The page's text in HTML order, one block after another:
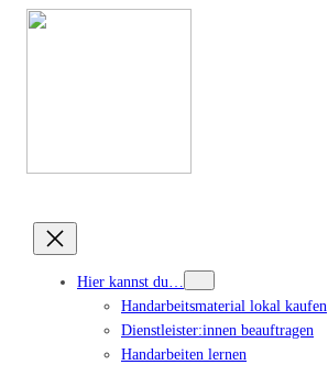
Hier kannst du…
Handarbeitsmaterial lokal kaufen
Dienstleister:innen beauftragen
Handarbeiten lernen